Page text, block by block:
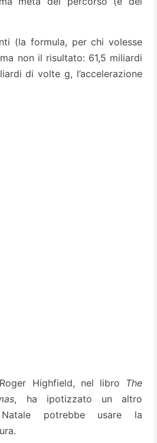
(la formula, per chi volesse
non il risultato: 61,5 miliardi
di volte g, l’ac­celerazione
Highfield, nel li­bro The
, ha ipotizzato un altro
potrebbe usare la